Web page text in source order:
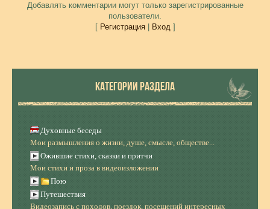
Добавлять комментарии могут только зарегистрированные
пользователи.
[ Регистрация| Вход]
КАТЕГОРИИ РАЗДЕЛА
Духовные беседы
Мои размышления о жизни, душе, смысле, обществе...
Ожившие стихи, сказки и притчи
Мои стихи и проза в видеоизложении
Пою
Путешествия
Видеозапись с походов, поездок, посещений интересных